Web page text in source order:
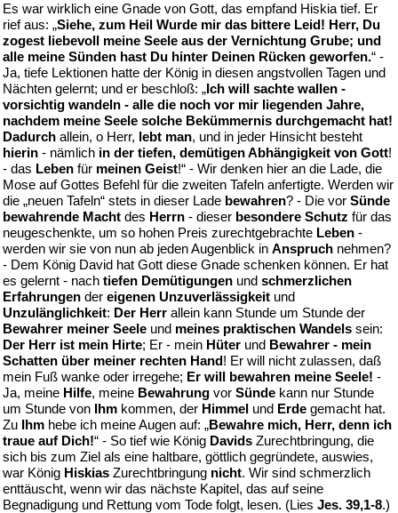
Es war wirklich eine Gnade von Gott, das empfand Hiskia tief. Er
rief aus: „Siehe, zum Heil Wurde mir das bittere Leid! Herr, Du
zogest liebevoll meine Seele aus der Vernichtung Grube; und
alle meine Sünden hast Du hinter Deinen Rücken geworfen.“ -
Ja, tiefe Lektionen hatte der König in diesen angstvollen Tagen und
Nächten gelernt; und er beschloß: „Ich will sachte wallen -
vorsichtig wandeln - alle die noch vor mir liegenden Jahre,
nachdem meine Seele solche Bekümmernis durchgemacht hat!
Dadurch allein, o Herr, lebt man, und in jeder Hinsicht besteht
hierin - nämlich in der tiefen, demütigen Abhängigkeit von Gott!
- das Leben für meinen Geist!“ - Wir denken hier an die Lade, die
Mose auf Gottes Befehl für die zweiten Tafeln anfertigte. Werden wir
die „neuen Tafeln“ stets in dieser Lade bewahren? - Die vor Sünde
bewahrende Macht des Herrn - dieser besondere Schutz für das
neugeschenkte, um so hohen Preis zurechtgebrachte Leben -
werden wir sie von nun ab jeden Augenblick in Anspruch nehmen?
- Dem König David hat Gott diese Gnade schenken können. Er hat
es gelernt - nach tiefen Demütigungen und schmerzlichen
Erfahrungen der eigenen Unzuverlässigkeit und
Unzulänglichkeit: Der Herr allein kann Stunde um Stunde der
Bewahrer meiner Seele und meines praktischen Wandels sein:
Der Herr ist mein Hirte; Er - mein Hüter und Bewahrer - mein
Schatten über meiner rechten Hand! Er will nicht zulassen, daß
mein Fuß wanke oder irregehe; Er will bewahren meine Seele! -
Ja, meine Hilfe, meine Bewahrung vor Sünde kann nur Stunde
um Stunde von Ihm kommen, der Himmel und Erde gemacht hat.
Zu Ihm hebe ich meine Augen auf: „Bewahre mich, Herr, denn ich
traue auf Dich!“ - So tief wie König Davids Zurechtbringung, die
sich bis zum Ziel als eine haltbare, göttlich gegründete, auswies,
war König Hiskias Zurechtbringung nicht. Wir sind schmerzlich
enttäuscht, wenn wir das nächste Kapitel, das auf seine
Begnadigung und Rettung vom Tode folgt, lesen. (Lies Jes. 39,1-8.)